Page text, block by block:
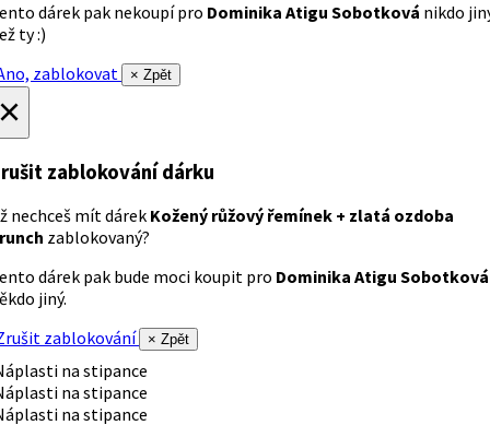
dárek pak nekoupí pro Dominika Atigu Sobotková nikdo
ty :)
zablokovat
× Zpět
zablokování dárku
nechceš mít dárek Kožený růžový řemínek + zlatá ozdoba
zablokovaný?
dárek pak bude moci koupit pro Dominika Atigu Sobotková
jiný.
zablokování
× Zpět